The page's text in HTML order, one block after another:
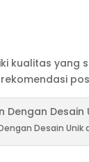
kualitas yang
Desain Unik